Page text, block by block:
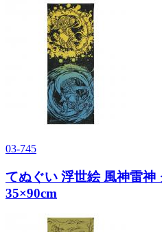
03-745
てぬぐい 浮世絵 風神雷神
35×90cm